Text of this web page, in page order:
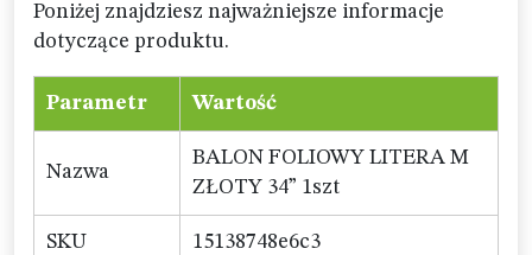
Poniżej znajdziesz najważniejsze informacje
dotyczące produktu.
Parametr Wartość
Nazwa
BALON FOLIOWY LITERA M
ZŁOTY 34” 1szt
SKU 15138748e6c3